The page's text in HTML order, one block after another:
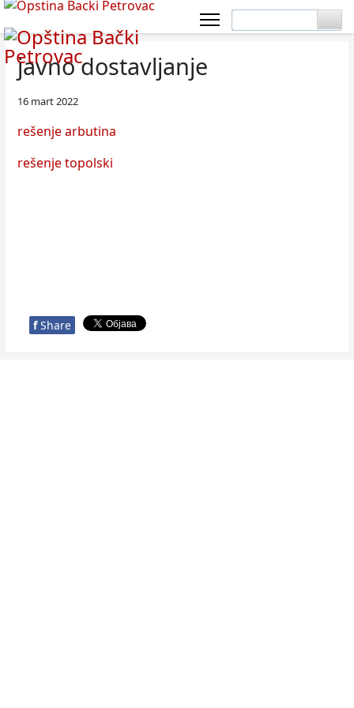
javno dostavljanje
16 mart 2022
rešenje arbutina
rešenje topolski
f Share